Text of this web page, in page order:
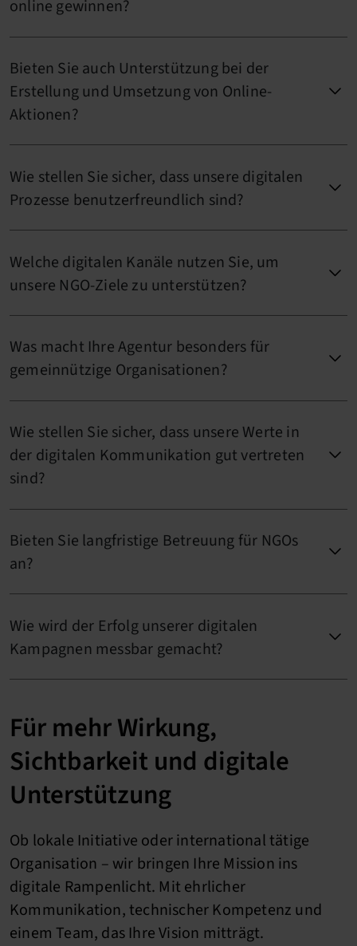
online gewinnen?
Bieten Sie auch Unterstützung bei der
Erstellung und Umsetzung von Online-
Aktionen?
Wie stellen Sie sicher, dass unsere digitalen
Prozesse benutzerfreundlich sind?
Welche digitalen Kanäle nutzen Sie, um
unsere NGO-Ziele zu unterstützen?
Was macht Ihre Agentur besonders für
gemeinnützige Organisationen?
Wie stellen Sie sicher, dass unsere Werte in
der digitalen Kommunikation gut vertreten
sind?
Bieten Sie langfristige Betreuung für NGOs
an?
Wie wird der Erfolg unserer digitalen
Kampagnen messbar gemacht?
Für mehr Wirkung,
Sichtbarkeit und digitale
Unterstützung
Ob lokale Initiative oder international tätige
Organisation – wir bringen Ihre Mission ins
digitale Rampenlicht. Mit ehrlicher
Kommunikation, technischer Kompetenz und
einem Team, das Ihre Vision mitträgt.